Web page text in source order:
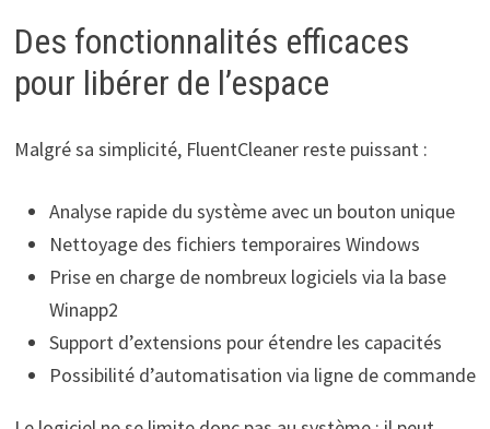
Des fonctionnalités efficaces
pour libérer de l’espace
Malgré sa simplicité, FluentCleaner reste puissant :
Analyse rapide du système avec un bouton unique
Nettoyage des fichiers temporaires Windows
Prise en charge de nombreux logiciels via la base
Winapp2
Support d’extensions pour étendre les capacités
Possibilité d’automatisation via ligne de commande